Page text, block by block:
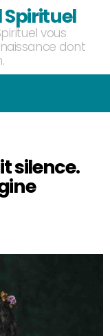
Spirituel
vous
dont
silence.